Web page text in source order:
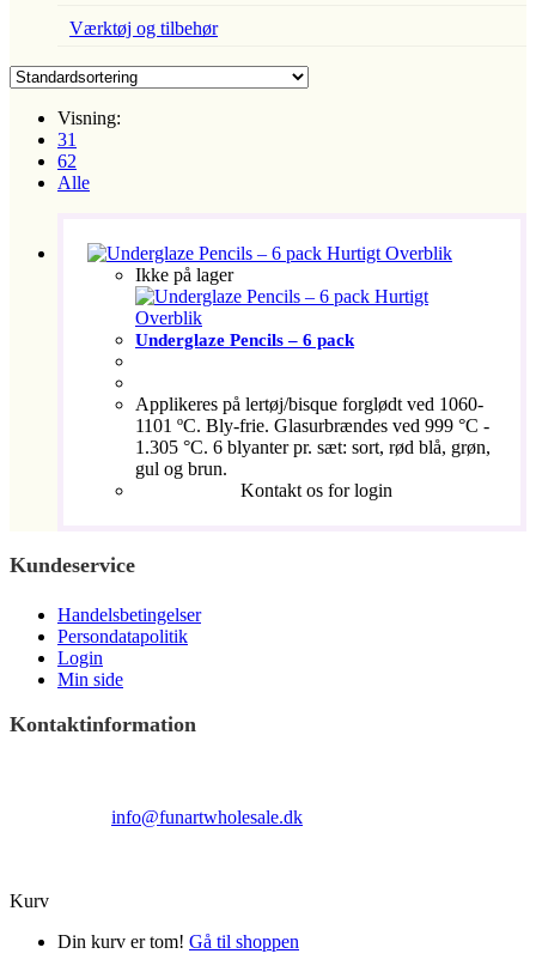
Værktøj og tilbehør
Visning:
31
62
Alle
Hurtigt Overblik
Ikke på lager
Hurtigt
Overblik
Underglaze Pencils – 6 pack
Applikeres på lertøj/bisque forglødt ved 1060-
1101 ºC. Bly-frie. Glasurbrændes ved 999 °C -
1.305 °C. 6 blyanter pr. sæt: sort, rød blå, grøn,
gul og brun.
Kontakt os for login
Kundeservice
Handelsbetingelser
Persondatapolitik
Login
Min side
Kontaktinformation
info@funartwholesale.dk
Kurv
Din kurv er tom! Gå til shoppen